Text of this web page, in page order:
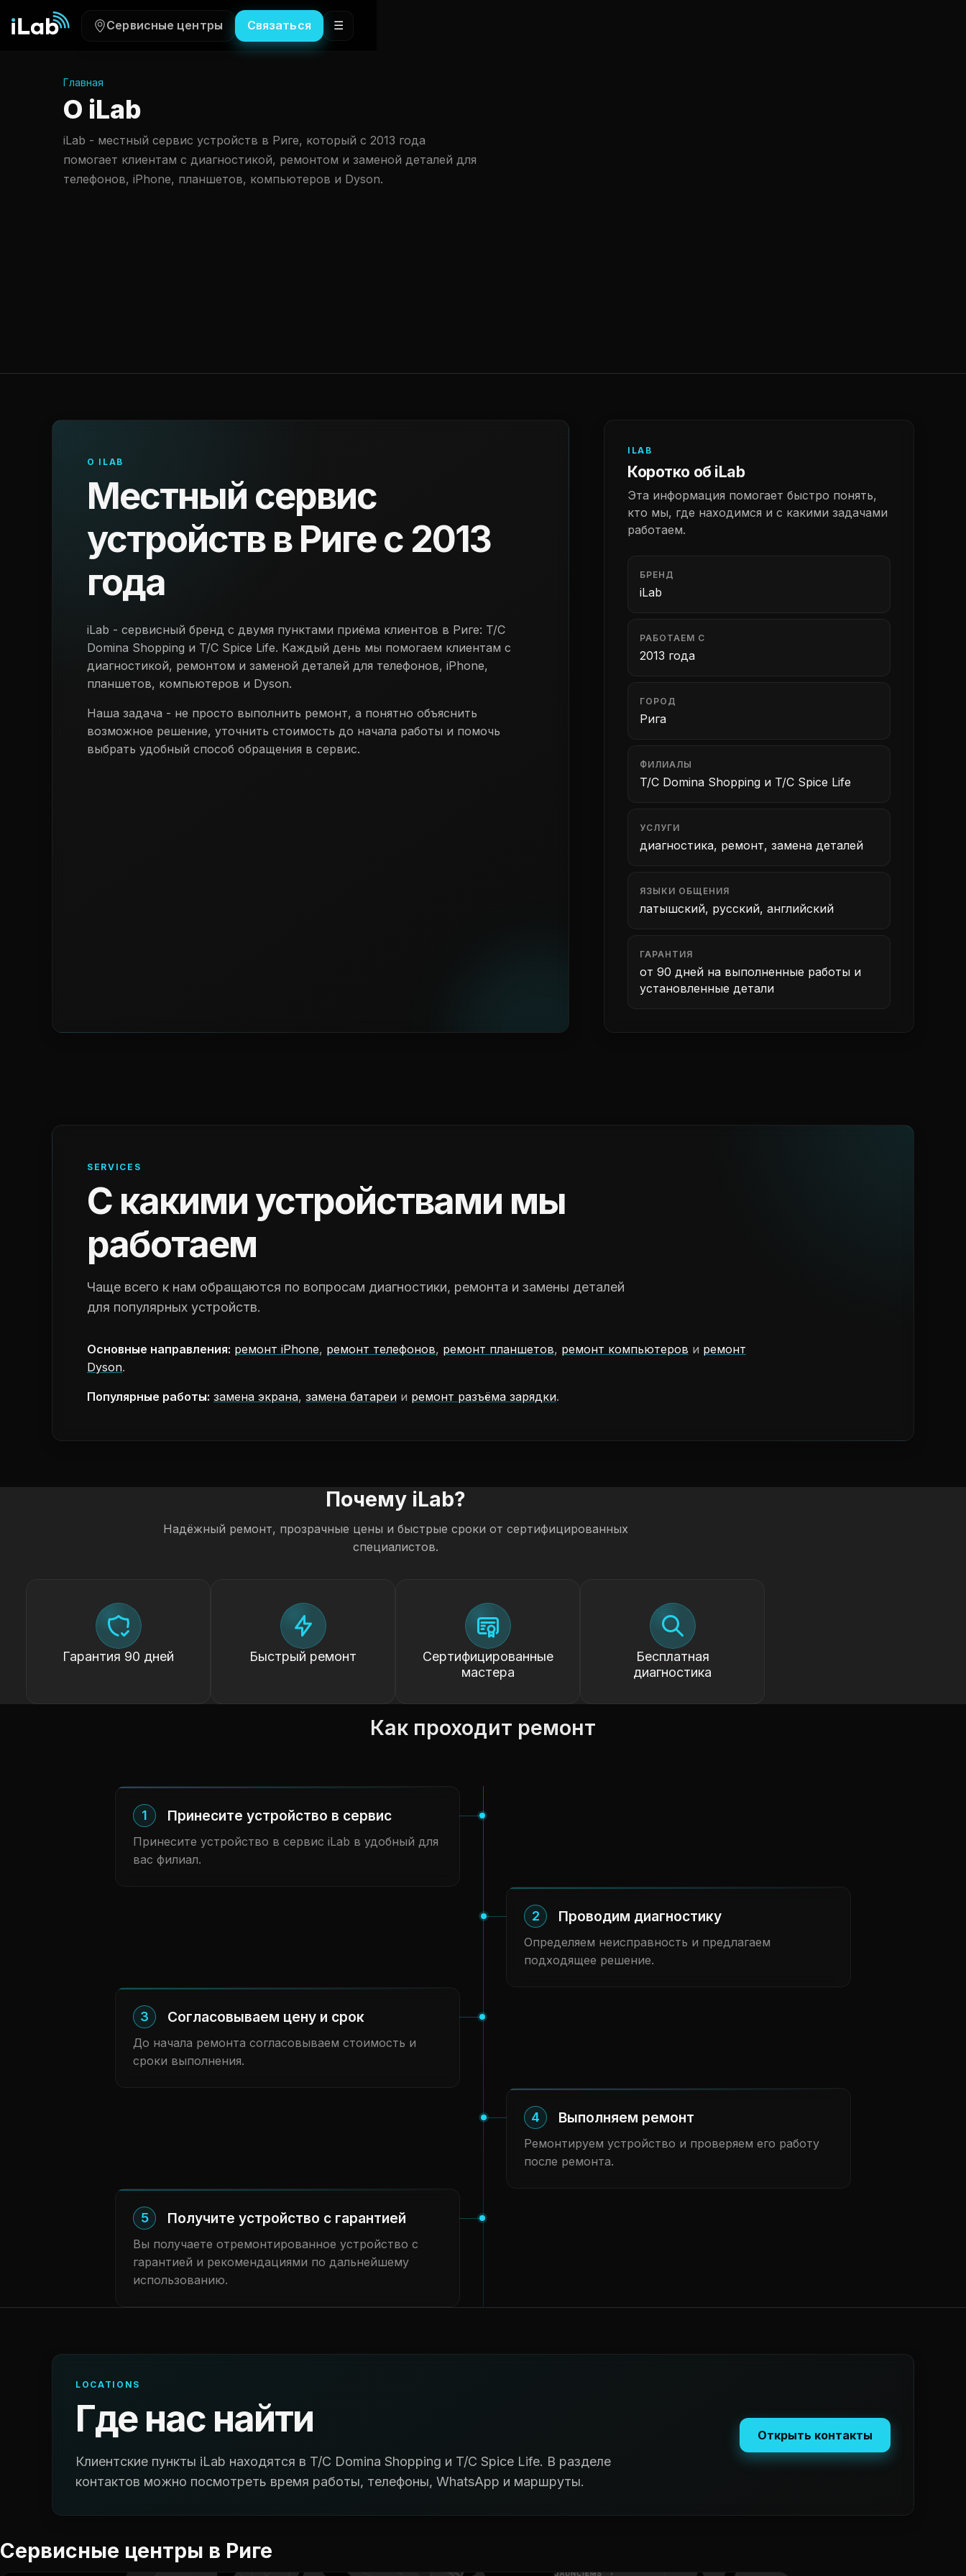
Сервисные центры Связаться ☰
Главная
О iLab
iLab - местный сервис устройств в Риге, который с 2013 года
помогает клиентам с диагностикой, ремонтом и заменой деталей для
телефонов, iPhone, планшетов, компьютеров и Dyson.
О ILAB
Местный сервис
устройств в Риге с 2013
года
iLab - сервисный бренд с двумя пунктами приёма клиентов в Риге: T/C
Domina Shopping и T/C Spice Life. Каждый день мы помогаем клиентам с
диагностикой, ремонтом и заменой деталей для телефонов, iPhone,
планшетов, компьютеров и Dyson.
Наша задача - не просто выполнить ремонт, а понятно объяснить
возможное решение, уточнить стоимость до начала работы и помочь
выбрать удобный способ обращения в сервис.
ILAB
Коротко об iLab
Эта информация помогает быстро понять,
кто мы, где находимся и с какими задачами
работаем.
БРЕНД
iLab
РАБОТАЕМ С
2013 года
ГОРОД
Рига
ФИЛИАЛЫ
T/C Domina Shopping и T/C Spice Life
УСЛУГИ
диагностика, ремонт, замена деталей
ЯЗЫКИ ОБЩЕНИЯ
латышский, русский, английский
ГАРАНТИЯ
от 90 дней на выполненные работы и
установленные детали
SERVICES
С какими устройствами мы
работаем
Чаще всего к нам обращаются по вопросам диагностики, ремонта и замены деталей
для популярных устройств.
Основные направления: ремонт iPhone, ремонт телефонов, ремонт планшетов, ремонт компьютеров и ремонт
Dyson.
Популярные работы: замена экрана, замена батареи и ремонт разъёма зарядки.
Почему iLab?
Надёжный ремонт, прозрачные цены и быстрые сроки от сертифицированных
специалистов.
Гарантия 90 дней Быстрый ремонт
Сертифицированные
мастера
Бесплатная
диагностика
Как проходит ремонт
1 Принесите устройство в сервис
Принесите устройство в сервис iLab в удобный для
вас филиал.
2 Проводим диагностику
Определяем неисправность и предлагаем
подходящее решение.
3 Согласовываем цену и срок
До начала ремонта согласовываем стоимость и
сроки выполнения.
4 Выполняем ремонт
Ремонтируем устройство и проверяем его работу
после ремонта.
5 Получите устройство с гарантией
Вы получаете отремонтированное устройство с
гарантией и рекомендациями по дальнейшему
использованию.
LOCATIONS
Где нас найти
Клиентские пункты iLab находятся в T/C Domina Shopping и T/C Spice Life. В разделе
контактов можно посмотреть время работы, телефоны, WhatsApp и маршруты.
Открыть контакты
Сервисные центры в Риге